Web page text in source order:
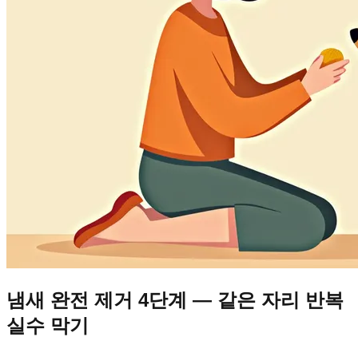
냄새 완전 제거 4단계 — 같은 자리 반복
실수 막기